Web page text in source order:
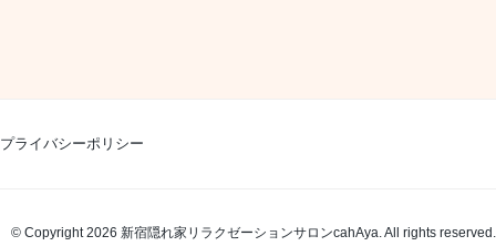
プライバシーポリシー
© Copyright 2026 新宿隠れ家リラクゼーションサロンcahAya. All rights reserved.